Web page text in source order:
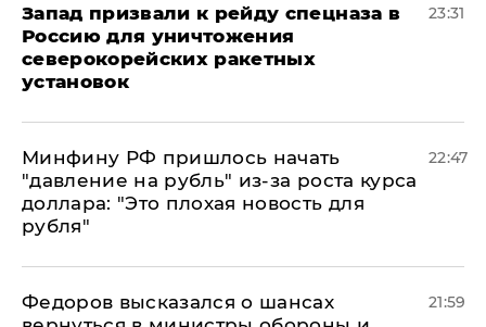
Запад призвали к рейду спецназа в
Россию для уничтожения
северокорейских ракетных
установок
23:31
Минфину РФ пришлось начать
"давление на рубль" из-за роста курса
доллара: "Это плохая новость для
рубля"
22:47
Федоров высказался о шансах
21:59